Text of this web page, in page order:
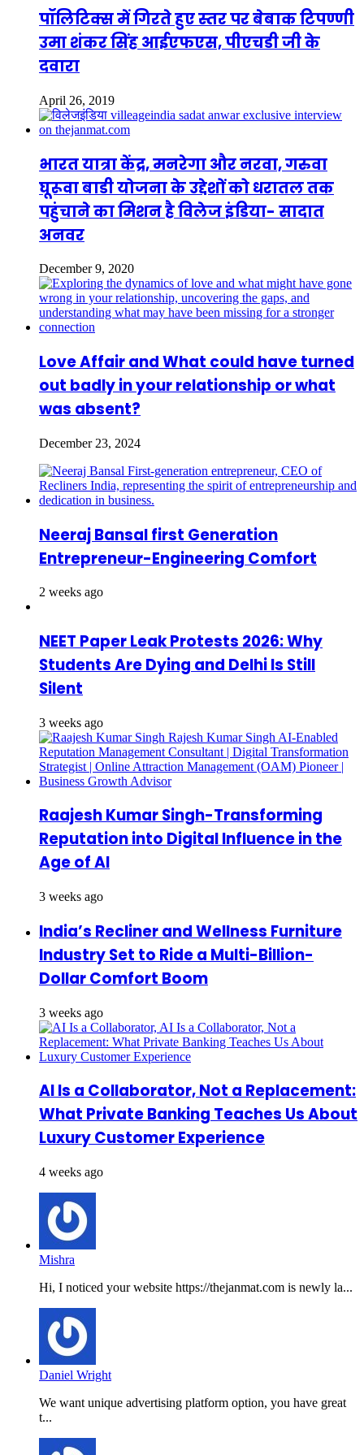
पॉलिटिक्स में गिरते हुए स्तर पर बेबाक टिपण्णी
उमा शंकर सिंह आईएफएस, पीएचडी जी के
दवारा
April 26, 2019
भारत यात्रा केंद्र, मनरेगा और नरवा, गरुवा
घूरूवा बाडी योजना के उद्देशों को धरातल तक
पहुंचाने का मिशन है विलेज इंडिया- सादात
अनवर
December 9, 2020
Love Affair and What could have turned
out badly in your relationship or what
was absent?
December 23, 2024
Neeraj Bansal first Generation
Entrepreneur-Engineering Comfort
2 weeks ago
NEET Paper Leak Protests 2026: Why
Students Are Dying and Delhi Is Still
Silent
3 weeks ago
Raajesh Kumar Singh-Transforming
Reputation into Digital Influence in the
Age of AI
3 weeks ago
India’s Recliner and Wellness Furniture
Industry Set to Ride a Multi-Billion-
Dollar Comfort Boom
3 weeks ago
AI Is a Collaborator, Not a Replacement:
What Private Banking Teaches Us About
Luxury Customer Experience
4 weeks ago
Mishra
Hi, I noticed your website https://thejanmat.com is newly la...
Daniel Wright
We want unique advertising platform option, you have great
t...